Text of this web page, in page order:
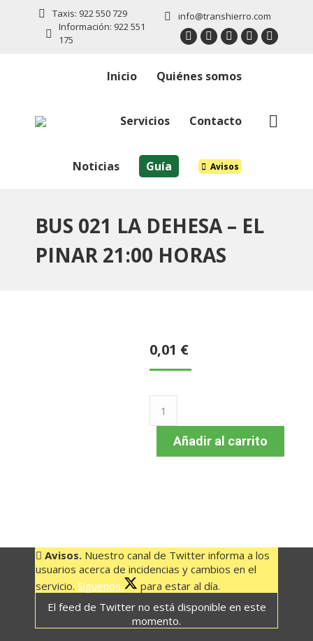
Taxis: 922 550 729
Información: 922 551
175
info@transhierro.com
Twitter
opens
window
Facebook
opens
window
Instagram
opens
window
Linkedin
windowwindow
Inicio Quiénes somos
Servicios Contacto
Noticias Guía Avisos
Buscar:
BUS 021 LA DEHESA – EL
PINAR 21:00 HORAS
0,01 €
DEHESA
cantidad
Añadir al carrito
Avisos. Nuestro canal de Twitter informa a los
usuarios acerca de incidencias y cambios en el
servicio. Síguenos
para estar al día.
El feed de Twitter no está disponible en este
momento.